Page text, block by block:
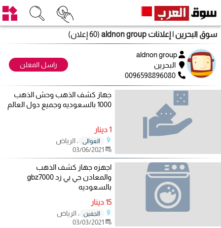
سوق البحرين | إعلانات aldnon group (60 إعلان)
البحرين
راسل المعلن
جهاز كشف الذهب وحش الذهب
1000 بالسعوديه وجميع دول العالم
1 دينار
العوالي
، الرياض
اجهزه جهاز كشف الذهب
والمعادن جي بي زد gbz7000
بالسعوديه
15 دينار
الجفين
، الرياض